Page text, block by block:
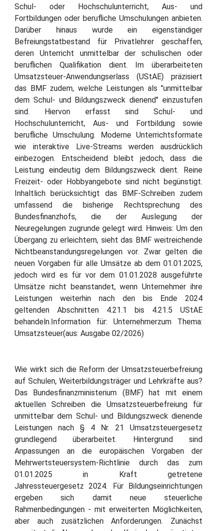
Schul- oder Hochschulunterricht, Aus- und
Fortbildungen oder berufliche Umschulungen anbieten.
Darüber hinaus wurde ein eigenständiger
Befreiungstatbestand für Privatlehrer geschaffen,
deren Unterricht unmittelbar der schulischen oder
beruflichen Qualifikation dient. Im überarbeiteten
Umsatzsteuer-Anwendungserlass (UStAE) präzisiert
das BMF zudem, welche Leistungen als "unmittelbar
dem Schul- und Bildungszweck dienend" einzustufen
sind. Hiervon erfasst sind Schul- und
Hochschulunterricht, Aus- und Fortbildung sowie
berufliche Umschulung. Moderne Unterrichtsformate
wie interaktive Live-Streams werden ausdrücklich
einbezogen. Entscheidend bleibt jedoch, dass die
Leistung eindeutig dem Bildungszweck dient. Reine
Freizeit- oder Hobbyangebote sind nicht begünstigt.
Inhaltlich berücksichtigt das BMF-Schreiben zudem
umfassend die bisherige Rechtsprechung des
Bundesfinanzhofs, die der Auslegung der
Neuregelungen zugrunde gelegt wird. Hinweis: Um den
Übergang zu erleichtern, sieht das BMF weitreichende
Nichtbeanstandungsregelungen vor. Zwar gelten die
neuen Vorgaben für alle Umsätze ab dem 01.01.2025,
jedoch wird es für vor dem 01.01.2028 ausgeführte
Umsätze nicht beanstandet, wenn Unternehmer ihre
Leistungen weiterhin nach den bis Ende 2024
geltenden Abschnitten 4.21.1 bis 4.21.5 UStAE
behandeln.Information für: Unternehmerzum Thema:
Umsatzsteuer(aus: Ausgabe 02/2026)
Wie wirkt sich die Reform der Umsatzsteuerbefreiung
auf Schulen, Weiterbildungsträger und Lehrkräfte aus?
Das Bundesfinanzministerium (BMF) hat mit einem
aktuellen Schreiben die Umsatzsteuerbefreiung für
unmittelbar dem Schul- und Bildungszweck dienende
Leistungen nach § 4 Nr. 21 Umsatzsteuergesetz
grundlegend überarbeitet. Hintergrund sind
Anpassungen an die europäischen Vorgaben der
Mehrwertsteuersystem-Richtlinie durch das zum
01.01.2025 in Kraft getretene
Jahressteuergesetz 2024. Für Bildungseinrichtungen
ergeben sich damit neue steuerliche
Rahmenbedingungen - mit erweiterten Möglichkeiten,
aber auch zusätzlichen Anforderungen. Zunächst